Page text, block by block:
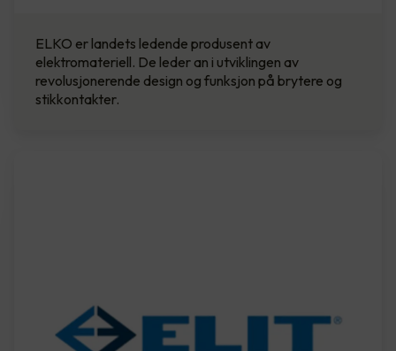
ELKO er landets ledende produsent av
elektromateriell. De leder an i utviklingen av
revolusjonerende design og funksjon på brytere og
stikkontakter.